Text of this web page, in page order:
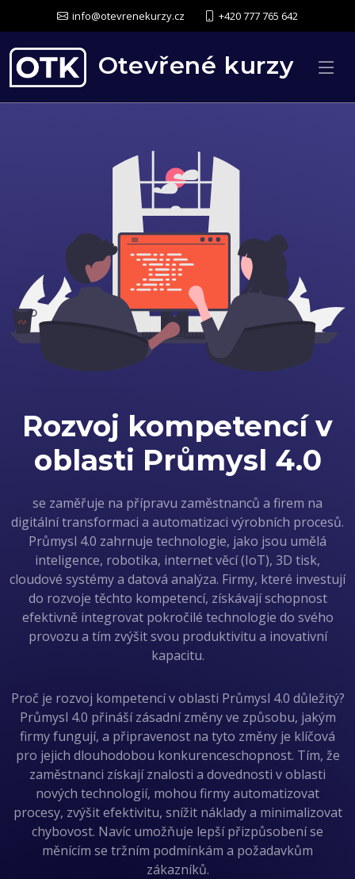
info@otevrenekurzy.cz +420 777 765 642
Otevřené kurzy
Rozvoj kompetencí v
oblasti Průmysl 4.0
se zaměřuje na přípravu zaměstnanců a firem na
digitální transformaci a automatizaci výrobních procesů.
Průmysl 4.0 zahrnuje technologie, jako jsou umělá
inteligence, robotika, internet věcí (IoT), 3D tisk,
cloudové systémy a datová analýza. Firmy, které investují
do rozvoje těchto kompetencí, získávají schopnost
efektivně integrovat pokročilé technologie do svého
provozu a tím zvýšit svou produktivitu a inovativní
kapacitu.
Proč je rozvoj kompetencí v oblasti Průmysl 4.0 důležitý?
Průmysl 4.0 přináší zásadní změny ve způsobu, jakým
firmy fungují, a připravenost na tyto změny je klíčová
pro jejich dlouhodobou konkurenceschopnost. Tím, že
zaměstnanci získají znalosti a dovednosti v oblasti
nových technologií, mohou firmy automatizovat
procesy, zvýšit efektivitu, snížit náklady a minimalizovat
chybovost. Navíc umožňuje lepší přizpůsobení se
měnícím se tržním podmínkám a požadavkům
zákazníků.